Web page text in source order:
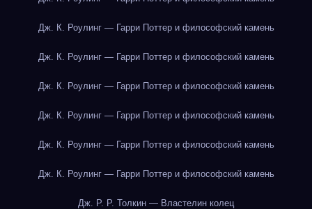
Дж. К. Роулинг — Гарри Поттер и философский камень
Дж. К. Роулинг — Гарри Поттер и философский камень
Дж. К. Роулинг — Гарри Поттер и философский камень
Дж. К. Роулинг — Гарри Поттер и философский камень
Дж. К. Роулинг — Гарри Поттер и философский камень
Дж. К. Роулинг — Гарри Поттер и философский камень
Дж. Р. Р. Толкин — Властелин колец